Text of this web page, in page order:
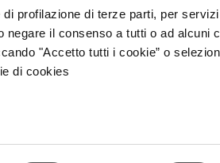
profilazione di terze parti, per
negare il consenso a tutti o ad alcuni
"Accetto tutti i cookie” o
di cookies